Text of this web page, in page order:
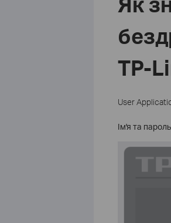
TP-
User
Ім'я та